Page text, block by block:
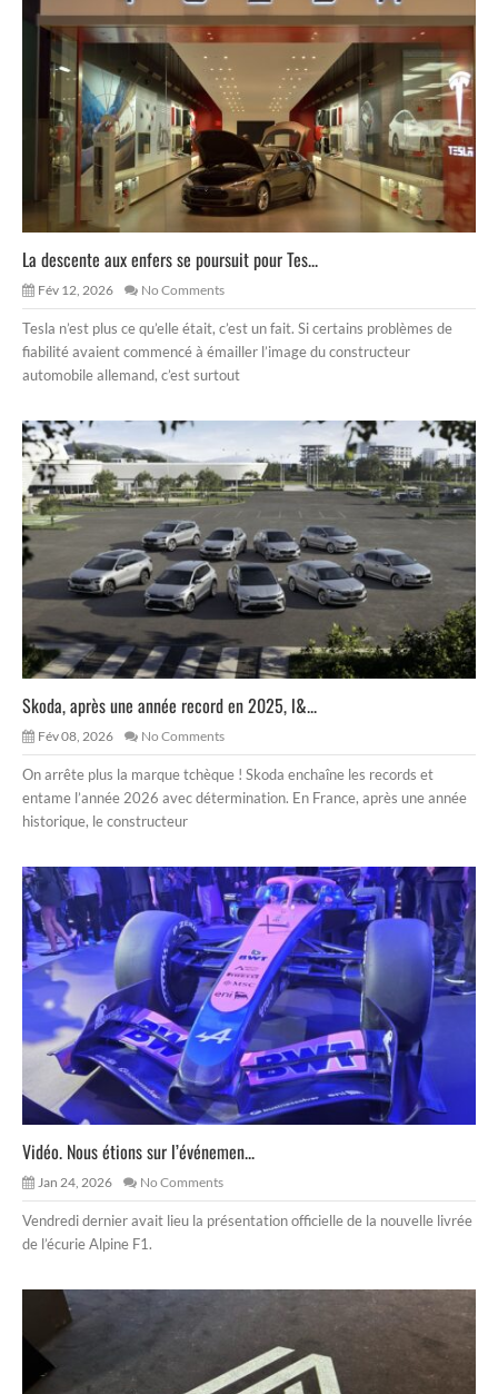
La descente aux enfers se poursuit pour Tes...
Fév 12, 2026 No Comments
Tesla n’est plus ce qu’elle était, c’est un fait. Si certains problèmes de
fiabilité avaient commencé à émailler l’image du constructeur
automobile allemand, c’est surtout
Skoda, après une année record en 2025, l&...
Fév 08, 2026 No Comments
On arrête plus la marque tchèque ! Skoda enchaîne les records et
entame l’année 2026 avec détermination. En France, après une année
historique, le constructeur
Vidéo. Nous étions sur l’événemen...
Jan 24, 2026 No Comments
Vendredi dernier avait lieu la présentation officielle de la nouvelle livrée
de l’écurie Alpine F1.